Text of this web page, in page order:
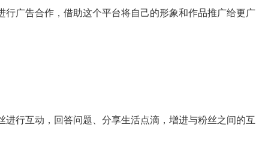
广告合作，借助这个平台将自己的形象和作品推广给更广
行互动，回答问题、分享生活点滴，增进与粉丝之间的互